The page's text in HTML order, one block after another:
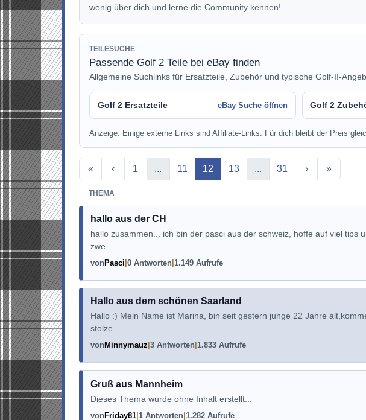
wenig über dich und lerne die Community kennen!
TEILESUCHE
Passende Golf 2 Teile bei eBay finden
Allgemeine Suchlinks für Ersatzteile, Zubehör und typische Golf-II-
Golf 2 Ersatzteile eBay Suche öffnen Golf 2
Anzeige: Einige externe Links sind Affiliate-Links. Für dich bleibt der Preis
« ‹ 1 ... 11 Aktuelle Seite
12 13 ... 31 › »
THEMA
hallo aus der CH
hallo zusammen... ich bin der pasci aus der schweiz, hoffe auf viel tips
zwe...
vonPasci 0 Antworten 1.149 Aufrufe
Hallo aus dem schönen Saarland
Hallo :) Mein Name ist Marina, bin seit gestern junge 22 Jahre
stolze...
von Minnymauz 3 Antworten 1.833 Aufrufe
Gruß aus Mannheim
Dieses Thema wurde ohne Inhalt erstellt...
vonFriday81 1 Antworten 1.282 Aufrufe